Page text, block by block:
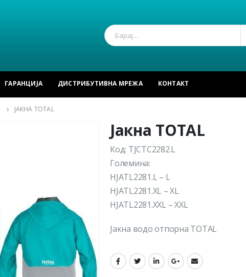
ГАРАНЦИЈА ДИСТРИБУТИВНА МРЕЖА КОНТАКТ
ЈАКНА TOTAL
Јакна TOTAL
Код: TJCTC2282.L
Големина:
HJATL2281.L – L
HJATL2281.XL – XL
HJATL2281.XXL – XXL
Jакна водо отпорна TOTAL